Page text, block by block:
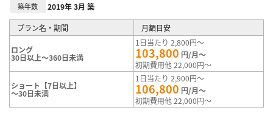
築年数 2019年 3月 築
プラン名・期間 月額目安
ロング
30日以上～360日未満
1日当たり 2,800円～
103,800 円/月～
初期費用他 22,000円～
ショート【7日以上】
～30日未満
1日当たり 2,900円～
106,800 円/月～
初期費用他 22,000円～